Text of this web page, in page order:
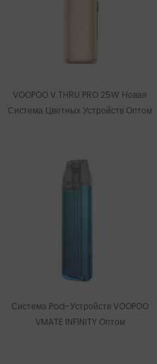
VOOPOO V.THRU PRO 25W Новая
Система Цветных Устройств Оптом
Система Pod-Устройств VOOPOO
VMATE INFINITY Оптом